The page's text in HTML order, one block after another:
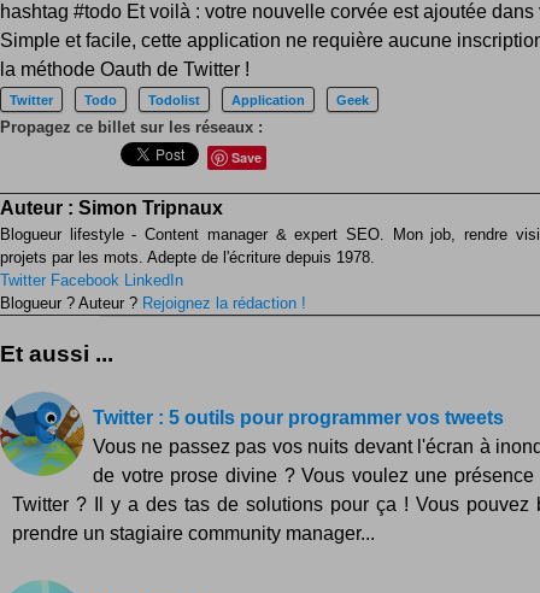
hashtag #todo Et voilà : votre nouvelle corvée est ajoutée dans
Simple et facile, cette application ne requière aucune
la méthode Oauth de Twitter !
Twitter Todo Todolist Application Geek
Propagez ce billet sur les réseaux :
Save
Auteur : Simon Tripnaux
Blogueur lifestyle - Content manager & expert SEO. Mon job, rendre
projets par les mots. Adepte de l'écriture depuis 1978.
Twitter Facebook LinkedIn
Blogueur ? Auteur ? Rejoignez la rédaction !
Et aussi ...
Twitter : 5 outils pour programmer vos tweets
Vous ne passez pas vos nuits devant l'écran à
de votre prose divine ? Vous voulez une
Twitter ? Il y a des tas de solutions pour ça ! Vous pouvez
prendre un stagiaire community manager...